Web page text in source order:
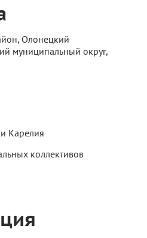
Олонецкий
муниципальный округ,
Карелия
коллективов